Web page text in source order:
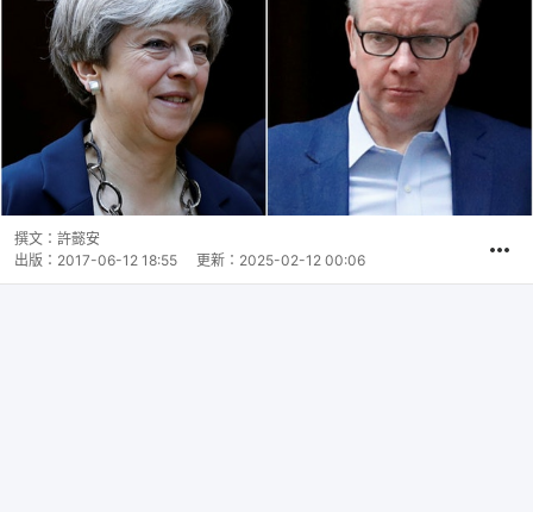
撰文： 許懿安
出版： 2017-06-12 18:55 更新： 2025-02-12 00:06